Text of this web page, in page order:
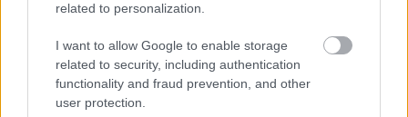
related to personalization.
I want to allow Google to enable storage
related to security, including authentication
functionality and fraud prevention, and other
user protection.
FORMA-1 / 2023. ÁPR. 9.
Ez a váratlan változás ad esélyt a